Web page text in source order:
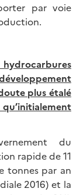
par voie
plus étalé
du
rapide de 11
tonnes par an
2016) et la